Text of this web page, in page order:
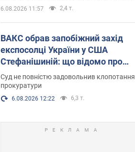
6.08.2026 11:57 2,4 т.
ВАКС обрав запобіжний захід
експосолці України у США
Стефанішиній: що відомо про
справу
Суд не повністю задовольнив клопотання
прокуратури
6.08.2026 12:22 6,3 т.